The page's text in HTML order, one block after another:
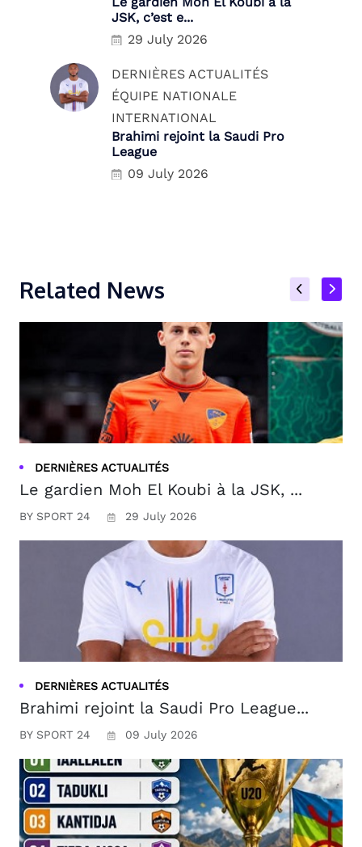
JSK, c’est e...
29 July 2026
DERNIÈRES ACTUALITÉS
ÉQUIPE NATIONALE
INTERNATIONAL
Brahimi rejoint la Saudi Pro
League
09 July 2026
Related News
DERNIÈRES ACTUALITÉS
Le gardien Moh El Koubi à la JSK, ...
BY SPORT 24 29 July 2026
DERNIÈRES ACTUALITÉS
Brahimi rejoint la Saudi Pro League...
BY SPORT 24 09 July 2026